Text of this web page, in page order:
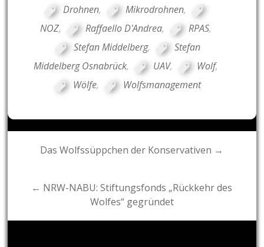
Drohnen, Mikrodrohnen,
NOZ, Raffaello D'Andrea, RPAS,
Stefan Middelberg,
Stefan
Middelberg Osnabrück, UAV, Wolf,
Wölfe, Wolfsmanagement
PostDas Wolfssüppchen der Konservativen →
← NRW-NABU: Stiftungsfonds „Rückkehr des
Wolfes“ gegründet